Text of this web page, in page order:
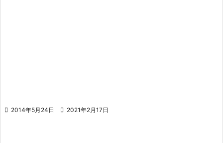
 2014年5月24日  2021年2月17日